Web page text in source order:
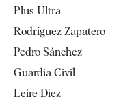
Televisión
Plus Ultra
Rodríguez Zapatero
Pedro Sánchez
Guardia Civil
Leire Díez